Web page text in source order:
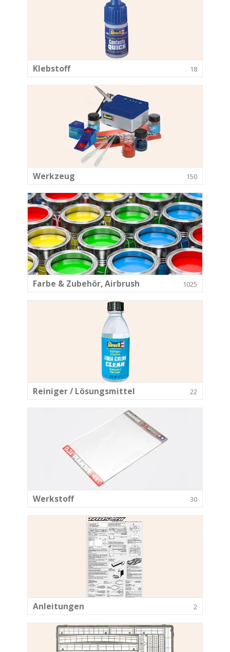
Klebstoff 18
Werkzeug 150
Farbe & Zubehör, Airbrush 1025
Reiniger / Lösungsmittel 22
Werkstoff 30
Anleitungen 2